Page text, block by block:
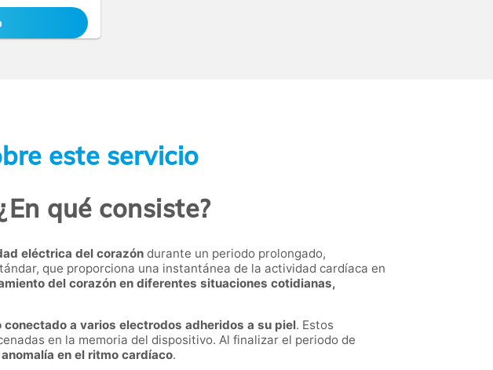
este servicio
qué consiste?
eléctrica del corazón durante un periodo prolongado,
que proporciona una instantánea de la actividad cardíaca en
del corazón en diferentes situaciones cotidianas,
a varios electrodos adheridos a su piel. Estos
en la memoria del dispositivo. Al finalizar el periodo de
en el ritmo cardíaco.